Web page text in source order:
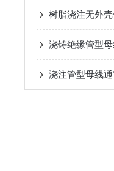
浇注管型母线